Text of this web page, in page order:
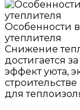
Особенности
утеплителя
Снижение
достигается
эффект уюта,
для